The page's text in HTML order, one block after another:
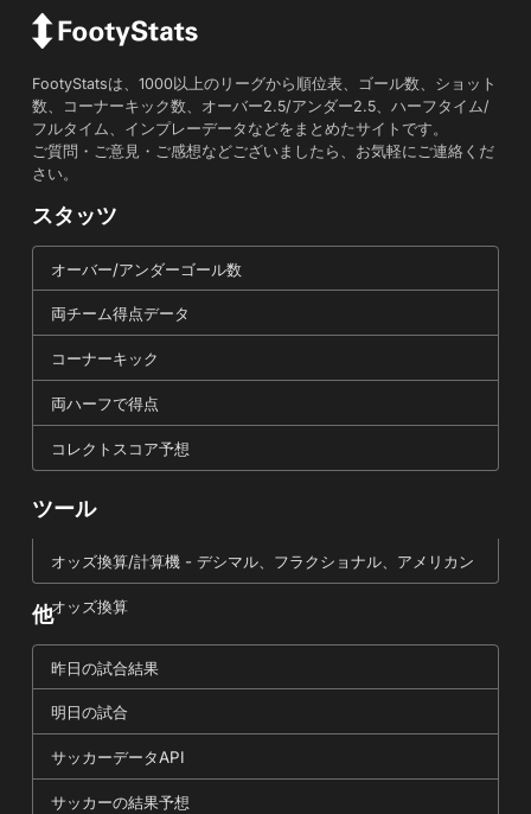
FootyStatsは、1000以上のリーグから順位表、ゴール数、ショット
数、コーナーキック数、オーバー2.5/アンダー2.5、ハーフタイム/
フルタイム、インプレーデータなどをまとめたサイトです。
ご質問・ご意見・ご感想などございましたら、お気軽にご連絡くだ
さい。
スタッツ
オーバー/アンダーゴール数
両チーム得点データ
コーナーキック
両ハーフで得点
コレクトスコア予想
ツール
オッズ換算/計算機 - デシマル、フラクショナル、アメリカン
オッズ換算
他
昨日の試合結果
明日の試合
サッカーデータAPI
サッカーの結果予想